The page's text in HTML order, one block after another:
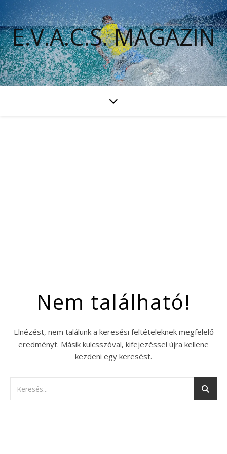
E.V.A.C.S. MAGAZIN
Nem található!
Elnézést, nem találunk a keresési feltételeknek megfelelő
eredményt. Másik kulcsszóval, kifejezéssel újra kellene
kezdeni egy keresést.